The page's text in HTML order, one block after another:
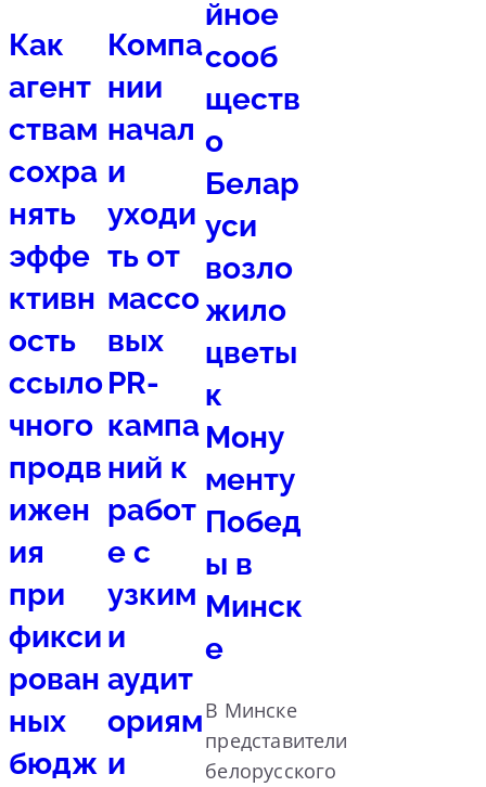
Как
агент
ствам
сохра
нять
эффе
ктивн
ость
ссыло
чного
продв
ижен
ия
при
фикси
рован
ных
бюдж
Компа
нии
начал
и
уходи
ть от
массо
вых
PR-
кампа
ний к
работ
е с
узким
и
аудит
ориям
и
йное
сооб
ществ
о
Белар
уси
возло
жило
цветы
к
Мону
менту
Побед
ы в
Минск
е
В Минске
представители
белорусского